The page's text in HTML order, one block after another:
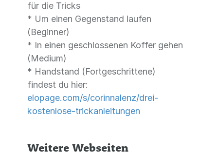
für die Tricks
* Um einen Gegenstand laufen
(Beginner)
* In einen geschlossenen Koffer gehen
(Medium)
* Handstand (Fortgeschrittene)
findest du hier:
elopage.com/s/corinnalenz/drei-
kostenlose-trickanleitungen
Weitere Webseiten